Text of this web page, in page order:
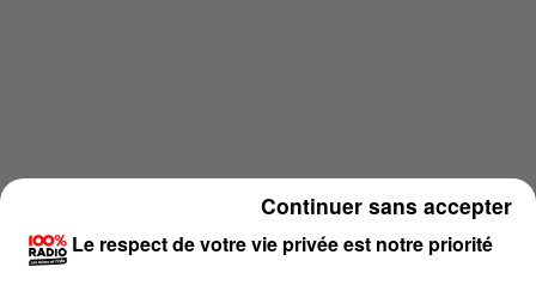
Le respect de votre vie privée est notre priorité
Continuer sans accepter